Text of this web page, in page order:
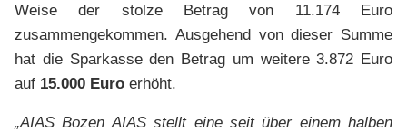
Weise der stolze Betrag von 11.174 Euro
zusammengekommen. Ausgehend von dieser Summe
hat die Sparkasse den Betrag um weitere 3.872 Euro
auf 15.000 Euro erhöht.
„AIAS Bozen AIAS stellt eine seit über einem halben